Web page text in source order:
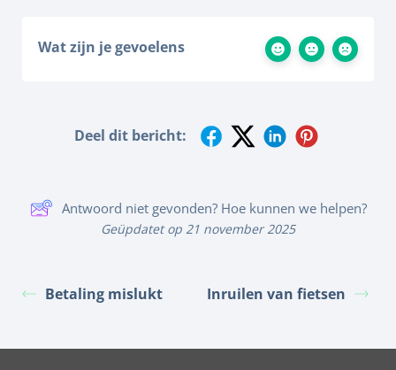
Wat zijn je gevoelens
Deel dit bericht:
Antwoord niet gevonden? Hoe kunnen we helpen?
Geüpdatet op 21 november 2025
Betaling mislukt Inruilen van fietsen